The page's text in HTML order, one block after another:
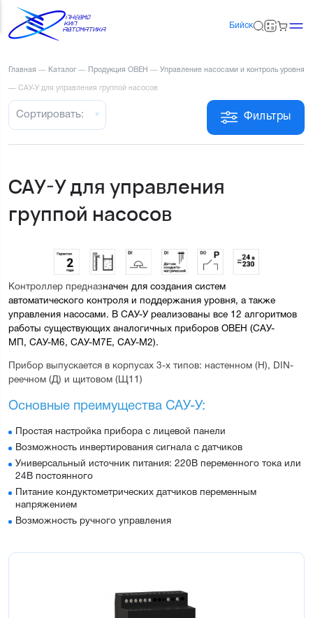
Бийск
Главная — Каталог — Продукция ОВЕН — Управление насосами и контроль уровня
— САУ-У для управления группой насосов
Фильтры
Сортировать:
САУ-У для управления
группой насосов
Контроллер предназначен для создания систем
автоматического контроля и поддержания уровня, а также
управления насосами. В САУ-У реализованы все 12 алгоритмов
работы существующих аналогичных приборов ОВЕН (САУ-
МП , САУ-М6, САУ-М7Е, САУ-М2).
Прибор выпускается в корпусах 3-х типов: настенном (Н), DIN-
реечном (Д) и щитовом (Щ11)
Основные преимущества САУ-У:
Простая настройка прибора с лицевой панели
Возможность инвертирования сигнала с датчиков
Универсальный источник питания: 220В переменного тока или
24В постоянного
Питание кондуктометрических датчиков переменным
напряжением
Возможность ручного управления